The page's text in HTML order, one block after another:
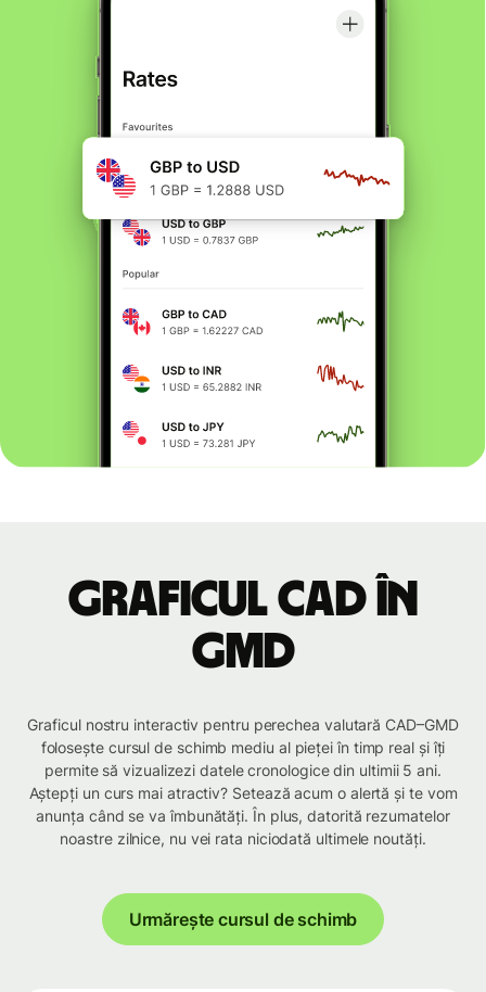
Graficul CAD în
GMD
Graficul nostru interactiv pentru perechea valutară CAD–GMD
folosește cursul de schimb mediu al pieței în timp real și îți
permite să vizualizezi datele cronologice din ultimii 5 ani.
Aștepți un curs mai atractiv? Setează acum o alertă și te vom
anunța când se va îmbunătăți. În plus, datorită rezumatelor
noastre zilnice, nu vei rata niciodată ultimele noutăți.
Urmărește cursul de schimb